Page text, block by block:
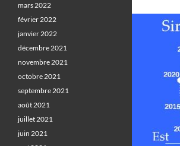
mars 2022
février 2022
janvier 2022
décembre 2021
novembre 2021
octobre 2021
septembre 2021
août 2021
juillet 2021
juin 2021